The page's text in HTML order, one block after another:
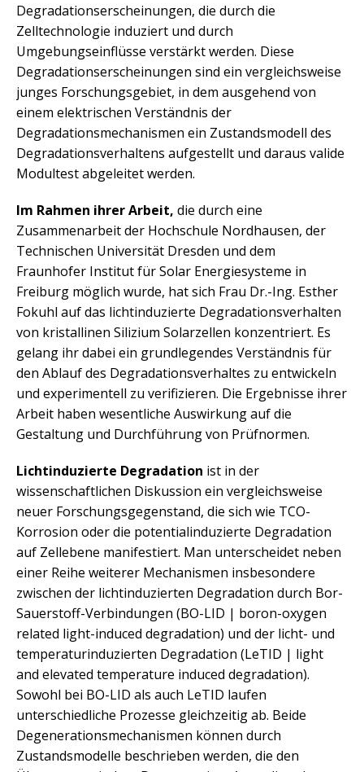
Degradationserscheinungen, die durch die
Zelltechnologie induziert und durch
Umgebungseinflüsse verstärkt werden. Diese
Degradationserscheinungen sind ein vergleichsweise
junges Forschungsgebiet, in dem ausgehend von
einem elektrischen Verständnis der
Degradationsmechanismen ein Zustandsmodell des
Degradationsverhaltens aufgestellt und daraus valide
Modultest abgeleitet werden.
Im Rahmen ihrer Arbeit, die durch eine
Zusammenarbeit der Hochschule Nordhausen, der
Technischen Universität Dresden und dem
Fraunhofer Institut für Solar Energiesysteme in
Freiburg möglich wurde, hat sich Frau Dr.-Ing. Esther
Fokuhl auf das lichtinduzierte Degradationsverhalten
von kristallinen Silizium Solarzellen konzentriert. Es
gelang ihr dabei ein grundlegendes Verständnis für
den Ablauf des Degradationsverhaltes zu entwickeln
und experimentell zu verifizieren. Die Ergebnisse ihrer
Arbeit haben wesentliche Auswirkung auf die
Gestaltung und Durchführung von Prüfnormen.
Lichtinduzierte Degradation ist in der
wissenschaftlichen Diskussion ein vergleichsweise
neuer Forschungsgegenstand, die sich wie TCO-
Korrosion oder die potentialinduzierte Degradation
auf Zellebene manifestiert. Man unterscheidet neben
einer Reihe weiterer Mechanismen insbesondere
zwischen der lichtinduzierten Degradation durch Bor-
Sauerstoff-Verbindungen (BO-LID | boron-oxygen
related light-induced degradation) und der licht- und
temperaturinduzierten Degradation (LeTID | light
and elevated temperature induced degradation).
Sowohl bei BO-LID als auch LeTID laufen
unterschiedliche Prozesse gleichzeitig ab. Beide
Degenerationsmechanismen können durch
Zustandsmodelle beschrieben werden, die den